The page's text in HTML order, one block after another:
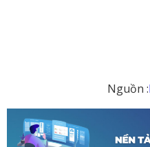
Nguồn :